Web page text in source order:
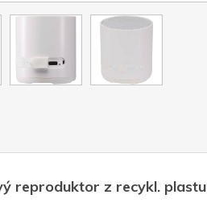
reproduktor z recykl. plastu